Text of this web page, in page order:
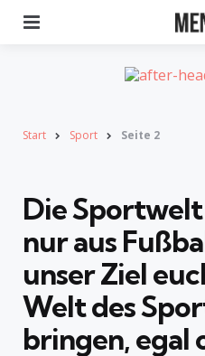
Start Sport Seite 2
Die
nur aus
unser Ziel
Welt des
bringen, egal